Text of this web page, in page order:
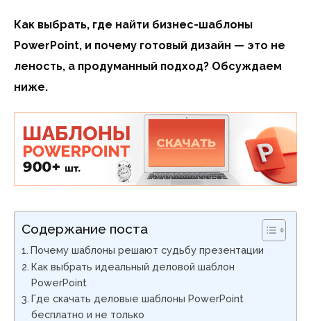
Как выбрать, где найти бизнес-шаблоны
PowerPoint, и почему готовый дизайн — это не
леность, а продуманный подход? Обсуждаем
ниже.
Содержание поста
Почему шаблоны решают судьбу презентации
Как выбрать идеальный деловой шаблон
PowerPoint
Где скачать деловые шаблоны PowerPoint
бесплатно и не только